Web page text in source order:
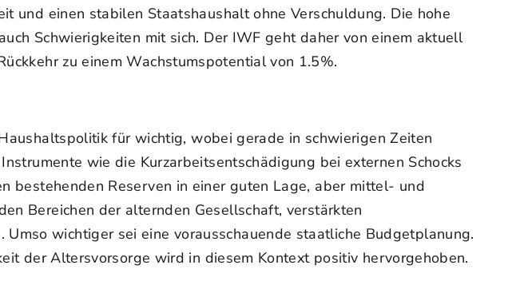
und einen stabilen Staatshaushalt ohne Verschuldung. Die hohe
Schwierigkeiten mit sich. Der IWF geht daher von einem aktuell
zu einem Wachstumspotential von 1.5%.
für wichtig, wobei gerade in schwierigen Zeiten
wie die Kurzarbeitsentschädigung bei externen Schocks
bestehenden Reserven in einer guten Lage, aber mittel- und
Bereichen der alternden Gesellschaft, verstärkten
wichtiger sei eine vorausschauende staatliche Budgetplanung.
der Altersvorsorge wird in diesem Kontext positiv hervorgehoben.